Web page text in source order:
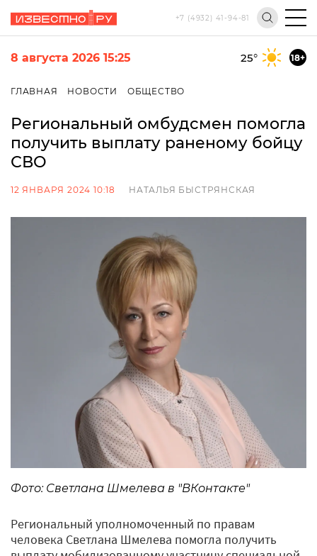
+7 (4932) 41-94-81
8 августа 2026 15:25 25° 18+
ГЛАВНАЯ НОВОСТИ ОБЩЕСТВО
Региональный омбудсмен помогла
получить выплату раненому бойцу
СВО
12 ЯНВАРЯ 2024 10:18 НАТАЛЬЯ БЫСТРЯНСКАЯ
Фото: Светлана Шмелева в "ВКонтакте"
Региональный уполномоченный по правам
человека Светлана Шмелева помогла получить